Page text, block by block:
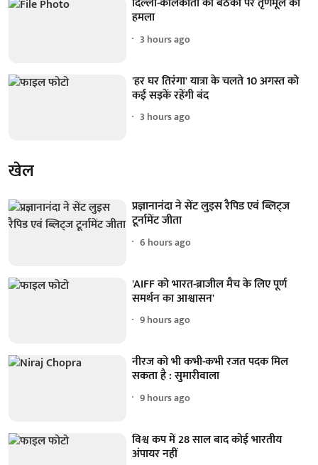
हमला
3 hours ago
'हर घर तिरंगा' यात्रा के चलते 10 अगस्त को
कई सड़कें रहेंगी बंद
3 hours ago
खेल
प्रज्ञानानंदा ने सेंट लुइस रैपिड एवं ब्लिट्ज
टूर्नामेंट जीता
6 hours ago
'AIFF को भारत-ब्राजील मैच के लिए पूर्ण
समर्थन का आश्वासन'
9 hours ago
नीरज को भी कभी-कभी रजत पदक मिल
सकता है : सुमारीवाला
9 hours ago
विश्व कप में 28 साल बाद कोई भारतीय
अंपायर नहीं